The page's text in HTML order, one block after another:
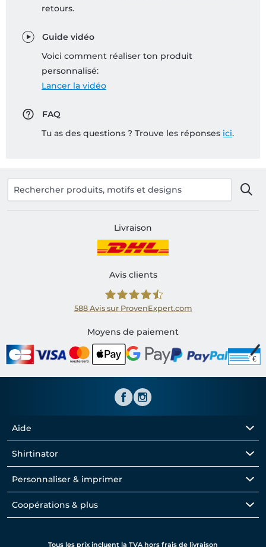
retours.
Guide vidéo
Voici comment réaliser ton produit
personnalisé:
Lancer la vidéo
FAQ
Tu as des questions ? Trouve les réponses ici.
Livraison
Avis clients
Shirtinator FR
588 Avis sur ProvenExpert.com
Moyens de paiement
Aide
Shirtinator
Personnaliser & imprimer
Coopérations & plus
Tous les prix incluent la TVA hors frais de livraison